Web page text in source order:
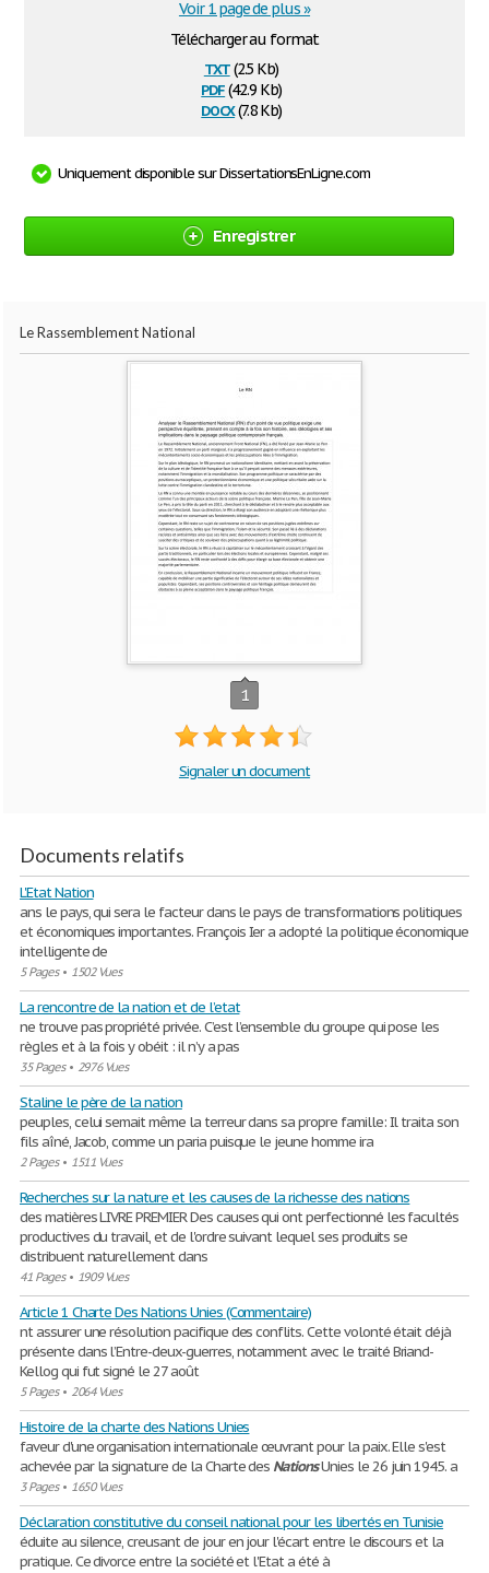
Télécharger au format
txt(2.5 Kb)
pdf(42.9 Kb)
docx(7.8 Kb)
Voir 1 page de plus »
Uniquement disponible sur DissertationsEnLigne.com
Enregistrer
Le Rassemblement National
1
Signaler un document
Documents relatifs
L'Etat Nation
ans le pays, qui sera le facteur dans le pays de transformations politiques
et économiques importantes. François Ier a adopté la politique économique
intelligente de
5 Pages• 1502 Vues
La rencontre de la nation et de l’etat
ne trouve pas propriété privée. C’est l’ensemble du groupe qui pose les
règles et à la fois y obéit : il n’y a pas
35 Pages• 2976 Vues
Staline le père de la nation
peuples, celui semait même la terreur dans sa propre famille: Il traita son
fils aîné, Jacob, comme un paria puisque le jeune homme ira
2 Pages• 1511 Vues
Recherches sur la nature et les causes de la richesse des nations
des matières LIVRE PREMIER Des causes qui ont perfectionné les facultés
productives du travail, et de l'ordre suivant lequel ses produits se
distribuent naturellement dans
41 Pages• 1909 Vues
Article 1 Charte Des Nations Unies (Commentaire)
nt assurer une résolution pacifique des conflits. Cette volonté était déjà
présente dans l’Entre-deux-guerres, notamment avec le traité Briand-
Kellog qui fut signé le 27 août
5 Pages• 2064 Vues
Histoire de la charte des Nations Unies
faveur d'une organisation internationale œuvrant pour la paix. Elle s'est
achevée par la signature de la Charte des NationsUnies le 26 juin 1945. a
3 Pages• 1650 Vues
Déclaration constitutive du conseil national pour les libertés en Tunisie
éduite au silence, creusant de jour en jour l'écart entre le discours et la
pratique. Ce divorce entre la société et l'Etat a été à